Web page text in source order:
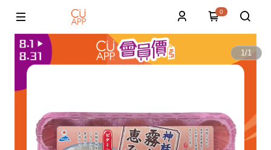
0
1/1